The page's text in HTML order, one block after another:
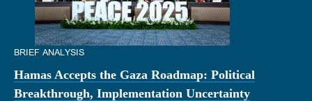
BRIEF ANALYSIS
Hamas Accepts the Gaza Roadmap: Political
Breakthrough, Implementation Uncertainty